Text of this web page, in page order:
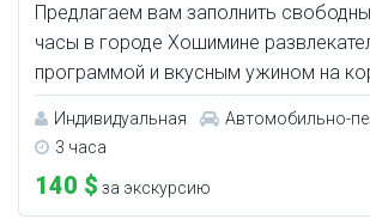
Предлагаем вам заполнить
часы в городе Хошимине
программой и вкусным ужином на
Индивидуальная
Автомобильно-
3 часа
140 $ за экскурсию